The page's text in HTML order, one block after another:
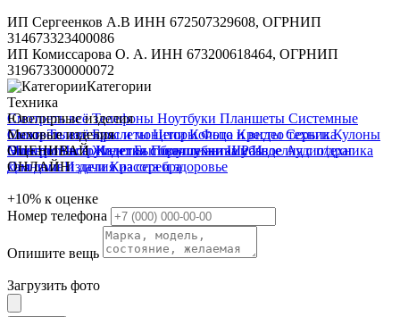
ИП Сергеенков А.В ИНН 672507329608, ОГРНИП
314673323400086
ИП Комиссарова О. А. ИНН 673200618464, ОГРНИП
319673300000072
Категории
Техника
Смотреть всёТелефоны Ноутбуки Планшеты Системные
блокиТелевизоры и мониторыФото и видео техника
ЭлектроинструментБытовая техникаРазноеАудиотехника
Для дома и дачиКрасота и здоровье
Ювелирные изделия
Смотреть всёБраслетыЦепиКольца КрестыСерьгиКулоны
МонетыЧасыИзделия с бриллиантамиИзделия с п/драг
камнямиИзделия из серебра
Меховые изделия
Смотреть всёЖилеткиПолушубкиШубы
ОЦЕНИВАЙ
ОНЛАЙН
+10% к оценке
Номер телефона
Опишите вещь
Загрузить фото